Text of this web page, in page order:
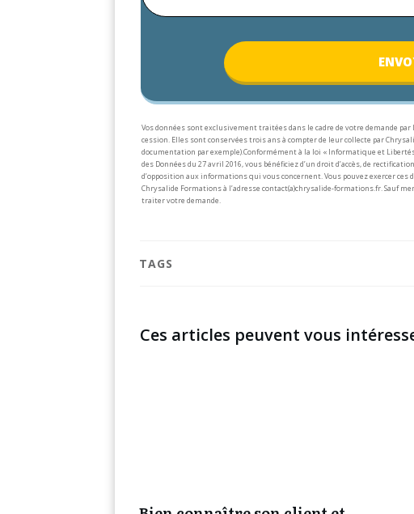
ENV
Vos données sont exclusivement traitées dans le cadre de votre demande
cession. Elles sont conservées trois ans à compter de leur collecte par
documentation par exemple).Conformément à la loi « Informatique et
des Données du 27 avril 2016, vous bénéficiez d’un droit d’accès, de
d’opposition aux informations qui vous concernent. Vous pouvez exercer ces
Chrysalide Formations à l’adresse contact(a)chrysalide-formations.fr.Sauf
traiter votre demande.
TAGS
Ces articles peuvent vous